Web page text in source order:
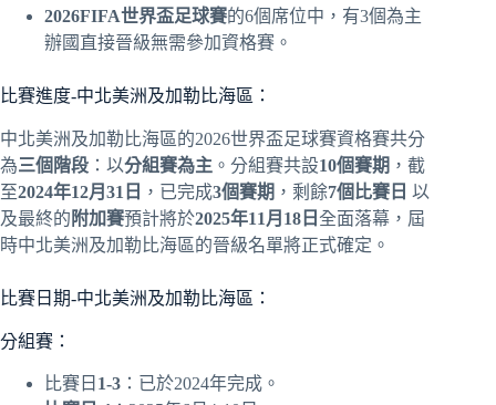
2026FIFA世界盃足球賽的6個席位中，有3個為主
辦國直接晉級無需參加資格賽。
比賽進度-中北美洲及加勒比海區：
中北美洲及加勒比海區的2026世界盃足球賽資格賽共分
為三個階段 ：以分組賽為主 。分組賽共設10個賽期 ，截
至2024年12月31日 ，已完成3個賽期 ，剩餘7個比賽日 以
及最終的 附加賽預計將於2025年11月18日 全面落幕，屆
時中北美洲及加勒比海區的晉級名單將正式確定。
比賽日期-中北美洲及加勒比海區：
分組賽：
比賽日 1-3 ：已於2024年完成。